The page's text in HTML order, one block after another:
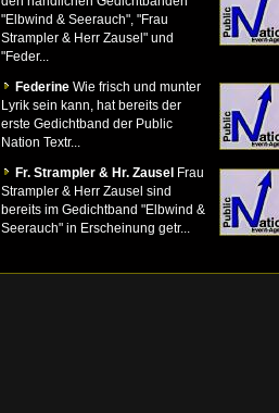
"Elbwind & Seerauch", "Frau
Strampler & Herr Zausel" und
"Feder...
Federine Wie frisch und munter
Lyrik sein kann, hat bereits der
erste Gedichtband der Public
Nation Textr...
Fr. Strampler & Hr. Zausel Frau
Strampler & Herr Zausel sind
bereits im Gedichtband "Elbwind &
Seerauch" in Erscheinung getr...